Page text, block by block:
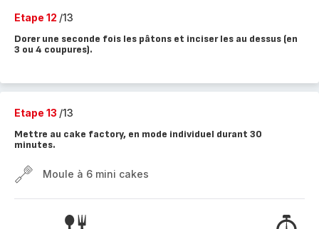
Etape 12 /13
Dorer une seconde fois les pâtons et inciser les au dessus (en
3 ou 4 coupures).
Etape 13 /13
Mettre au cake factory, en mode individuel durant 30
minutes.
Moule à 6 mini cakes